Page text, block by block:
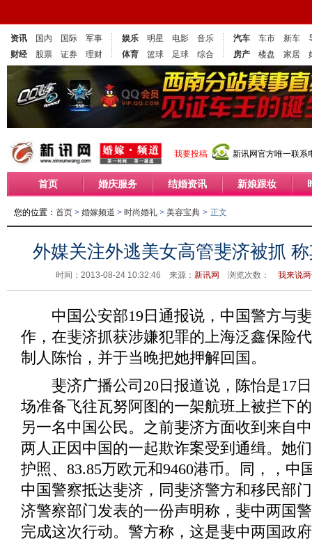
资讯 国内 国际
军事
财经
股票 证券 理财
娱乐 明星 电影
音乐
体育
篮球 足球 综合
汽车 车市 新车
房产
楼盘 家居
我要投稿 新讯网官方唯一联
首页 婚庆服务 结婚资讯 新娘跟妆
您的位置： 首页 > 婚嫁频道 > 时尚婚礼 > 美容宝典 > 正文
外媒关注外逃美女高管斐济被抓
时间：2013-08-24 10:32:46 来源： 新讯网 浏览次数： 我来说
中国公安部19日通报说，中国警方与斐
作，在斐济抓获涉嫌犯罪的上海泛鑫保险
制人陈怡，并于当晚把她押解回国。
斐济广播公司20日报道说，陈怡是17
场准备飞往瓦努阿图的一架航班上被拦下
另一名中国公民。之前斐济方面收到来自
两人正因中国的一起欺诈案受到通缉。她
护照、83.85万欧元和9460港币。同，，中
中国警察抵达斐济，同斐济警方和移民部
济警察部门发表的一份声明称，斐中两国
完成这次行动。警方称，这是斐中两国政